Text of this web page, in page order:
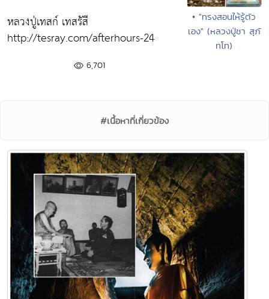
หลวงปู่เทสก์ เทสรัสี
http://tesray.com/afterhours-24
6,701
• "ทรงสอนให้รู้ตัว
เอง" (หลวงปู่ชา สุภั
ทโท)
#เนื้อหาที่เกี่ยวข้อง